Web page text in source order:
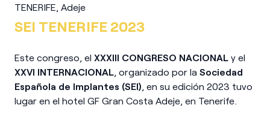
TENERIFE, Adeje
SEI TENERIFE 2023
Este congreso, el XXXIII CONGRESO NACIONAL y el
XXVI INTERNACIONAL, organizado por la Sociedad
Española de Implantes (SEI), en su edición 2023 tuvo
lugar en el hotel GF Gran Costa Adeje, en Tenerife.